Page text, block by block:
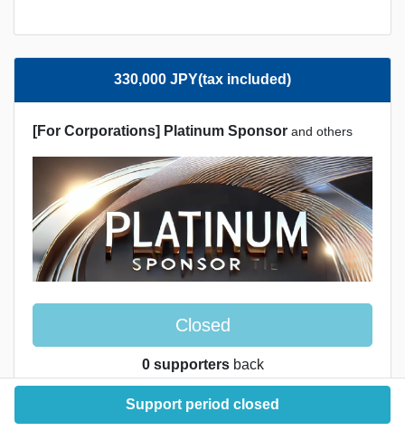
330,000 JPY(tax included)
[For Corporations] Platinum Sponsor and others
Closed
0 supporters back
（No quantity limit）
Support period closed